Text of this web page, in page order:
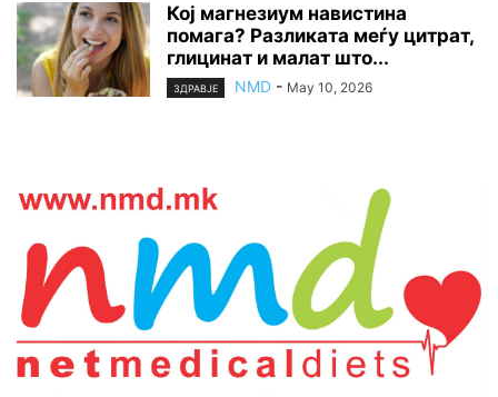
Кој магнезиум навистина
помага? Разликата меѓу цитрат,
глицинат и малат што...
ЗДРАВЈЕ NMD - May 10, 2026